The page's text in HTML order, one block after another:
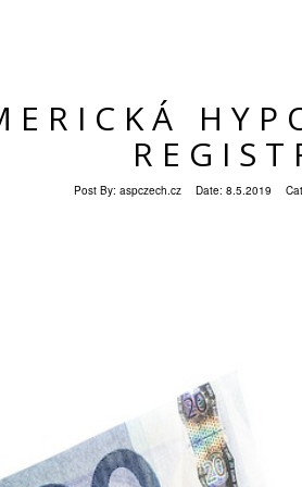
Post By: aspczech.cz Date: 8.5.2019